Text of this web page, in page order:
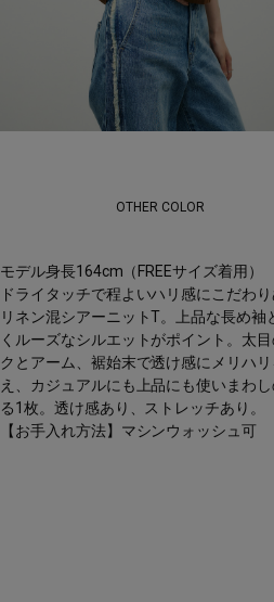
OTHER COLOR
モデル身長164cm（FREEサイズ着用）
ドライタッチで程よいハリ感にこだわ
リネン混シアーニットT。上品な長め袖
くルーズなシルエットがポイント。太
クとアーム、裾始末で透け感にメリハ
え、カジュアルにも上品にも使いまわ
る1枚。透け感あり、ストレッチあり。
【お手入れ方法】マシンウォッシュ可